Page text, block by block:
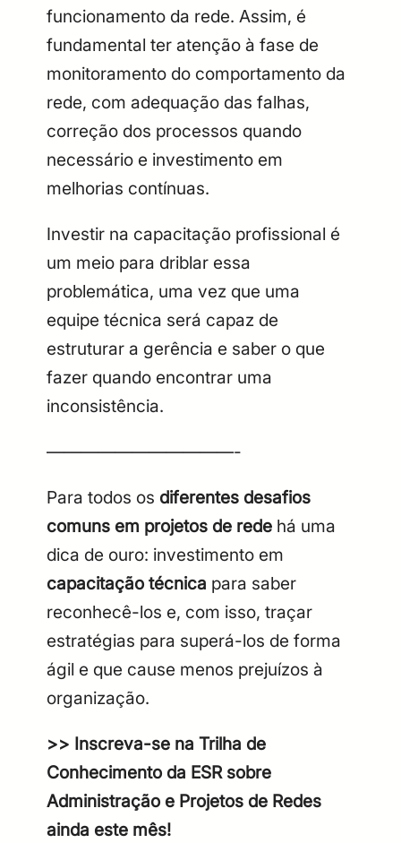
funcionamento da rede. Assim, é
fundamental ter atenção à fase de
monitoramento do comportamento da
rede, com adequação das falhas,
correção dos processos quando
necessário e investimento em
melhorias contínuas.
Investir na capacitação profissional é
um meio para driblar essa
problemática, uma vez que uma
equipe técnica será capaz de
estruturar a gerência e saber o que
fazer quando encontrar uma
inconsistência.
———————————-
Para todos os diferentes desafios
comuns em projetos de rede há uma
dica de ouro: investimento em
capacitação técnica para saber
reconhecê-los e, com isso, traçar
estratégias para superá-los de forma
ágil e que cause menos prejuízos à
organização.
>> Inscreva-se na Trilha de
Conhecimento da ESR sobre
Administração e Projetos de Redes
ainda este mês!